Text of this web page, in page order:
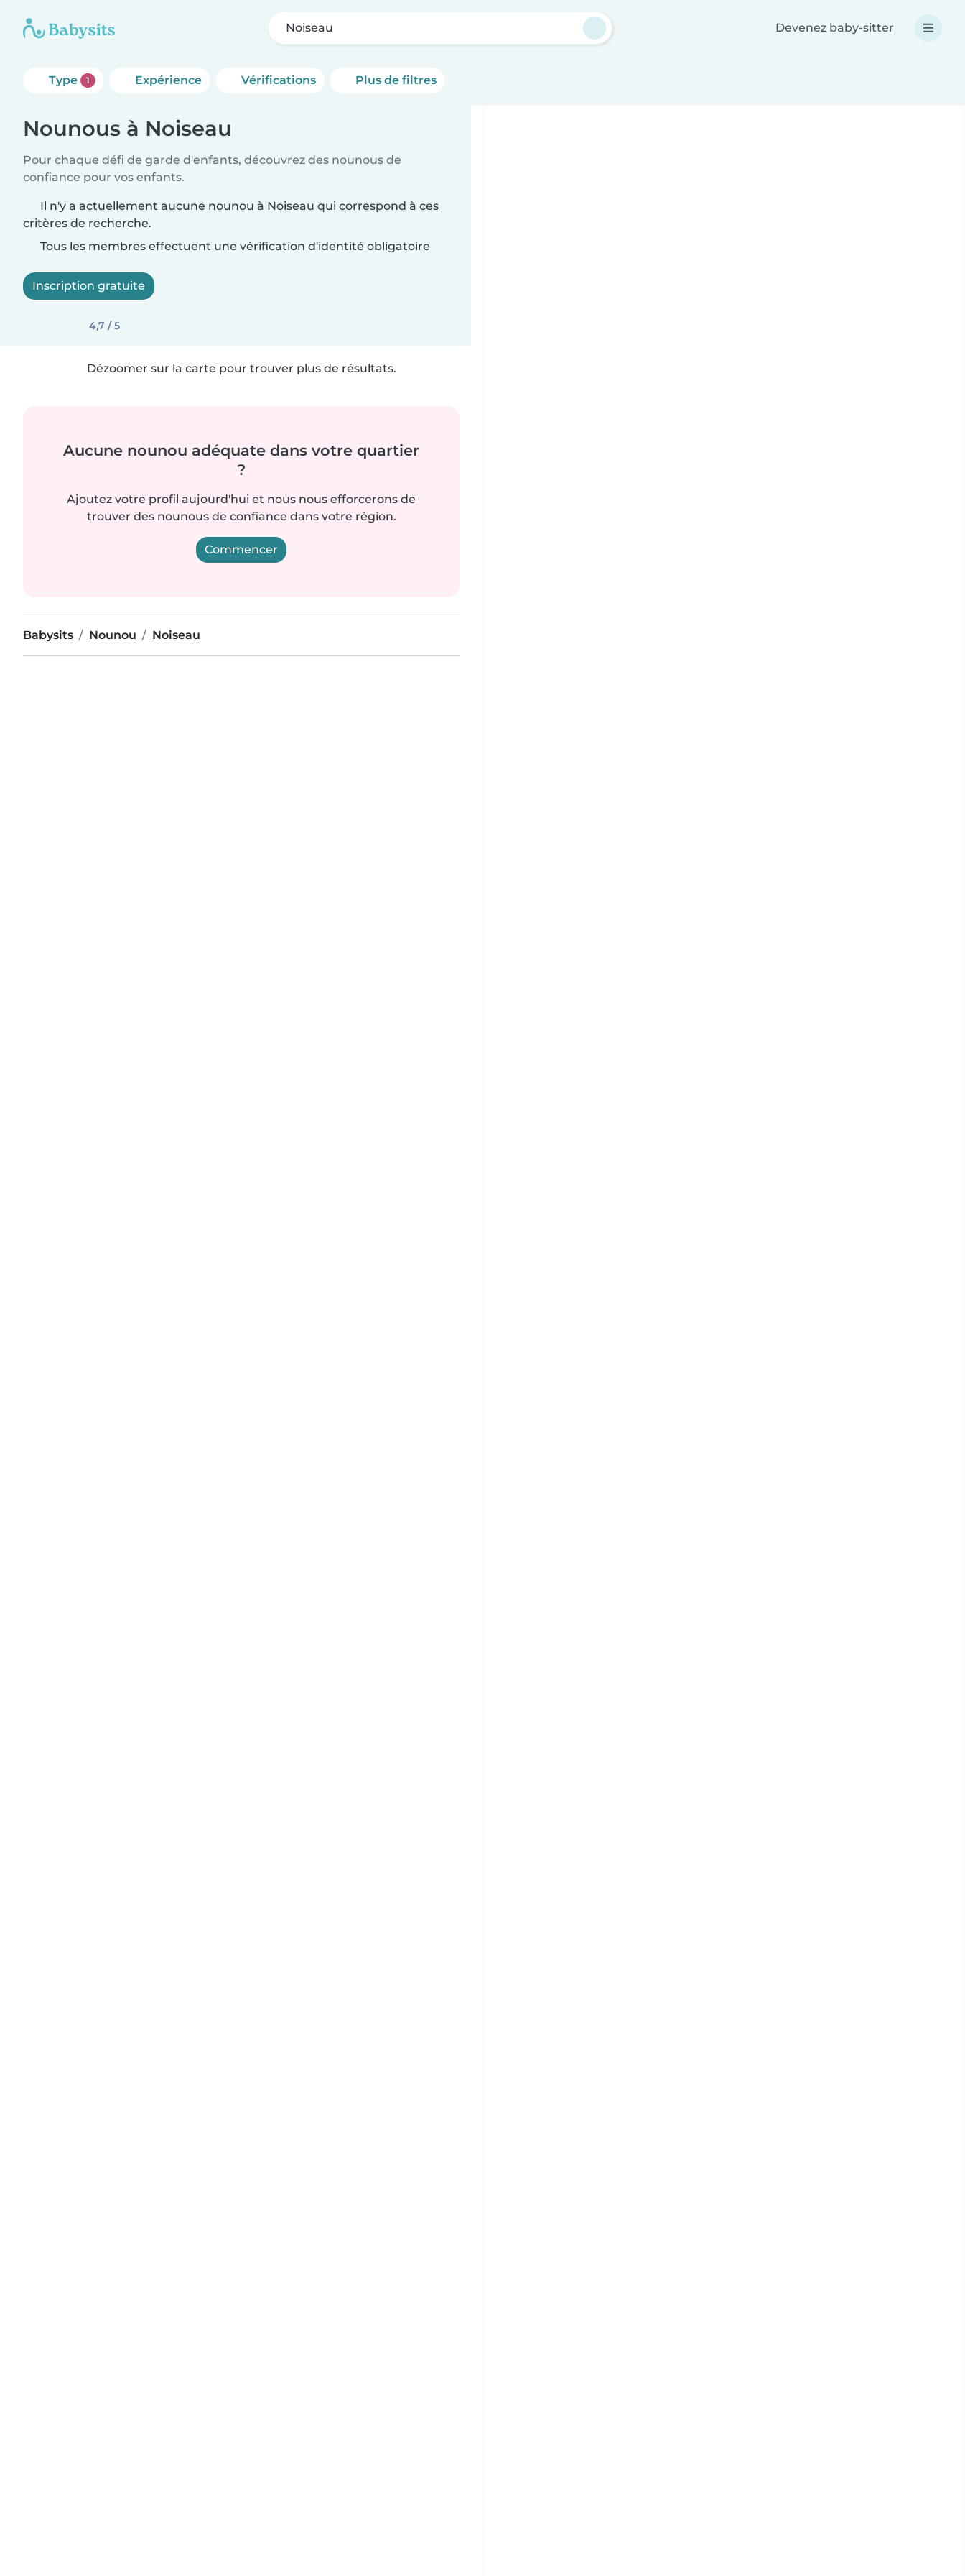
Noiseau Devenez baby-sitter
Type 1 Expérience Vérifications Plus de filtres
Nounous à Noiseau
Pour chaque défi de garde d'enfants, découvrez des nounous de
confiance pour vos enfants.
Il n'y a actuellement aucune nounou à Noiseau qui correspond à ces
critères de recherche.
Tous les membres effectuent une vérification d'identité obligatoire
Inscription gratuite
4,7 / 5
Dézoomer sur la carte pour trouver plus de résultats.
Aucune nounou adéquate dans votre quartier
?
Ajoutez votre profil aujourd'hui et nous nous efforcerons de
trouver des nounous de confiance dans votre région.
Commencer
Babysits Nounou Noiseau